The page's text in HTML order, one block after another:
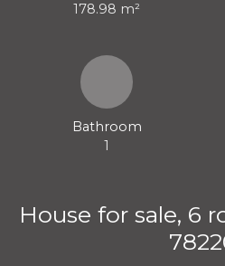
178.98 m²
Bathroom
1
House for sale, 6